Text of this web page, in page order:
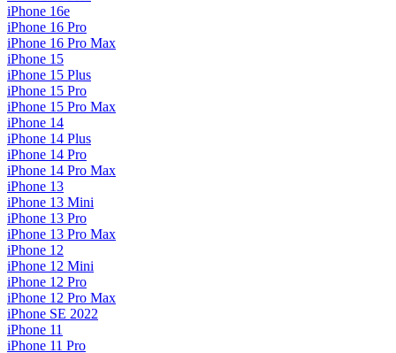
iPhone 16e
iPhone 16 Pro
iPhone 16 Pro Max
iPhone 15
iPhone 15 Plus
iPhone 15 Pro
iPhone 15 Pro Max
iPhone 14
iPhone 14 Plus
iPhone 14 Pro
iPhone 14 Pro Max
iPhone 13
iPhone 13 Mini
iPhone 13 Pro
iPhone 13 Pro Max
iPhone 12
iPhone 12 Mini
iPhone 12 Pro
iPhone 12 Pro Max
iPhone SE 2022
iPhone 11
iPhone 11 Pro